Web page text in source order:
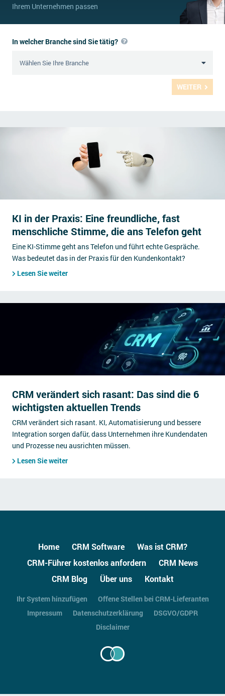
Ihrem Unternehmen passen
WEITER
In welcher Branche sind Sie tätig?
KI in der Praxis: Eine freundliche, fast
menschliche Stimme, die ans Telefon geht
Eine KI-Stimme geht ans Telefon und führt echte Gespräche.
Was bedeutet das in der Praxis für den Kundenkontakt?
Lesen Sie weiter
CRM verändert sich rasant: Das sind die 6
wichtigsten aktuellen Trends
CRM verändert sich rasant. KI, Automatisierung und bessere
Integration sorgen dafür, dass Unternehmen ihre Kundendaten
und Prozesse neu ausrichten müssen.
Lesen Sie weiter
Home CRM Software
Was ist CRM?
CRM-Führer kostenlos anfordern
CRM News
CRM Blog
Über uns Kontakt
Ihr System hinzufügen
Offene Stellen bei CRM-Lieferanten
Impressum
Datenschutzerklärung
DSGVO/GDPR
Disclaimer